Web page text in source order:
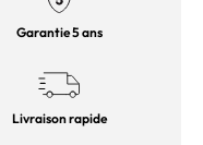
Garantie 5 ans
Livraison rapide